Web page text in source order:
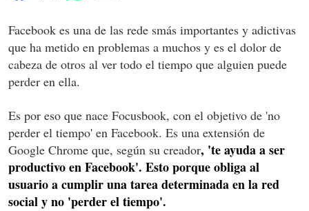
Facebook es una de las rede smás importantes y adictivas
que ha metido en problemas a muchos y es el dolor de
cabeza de otros al ver todo el tiempo que alguien puede
perder en ella.
Es por eso que nace Focusbook, con el objetivo de 'no
perder el tiempo' en Facebook. Es una extensión de
Google Chrome que, según su creador, 'te ayuda a ser
productivo en Facebook'. Esto porque obliga al
usuario a cumplir una tarea determinada en la red
social y no 'perder el tiempo'.